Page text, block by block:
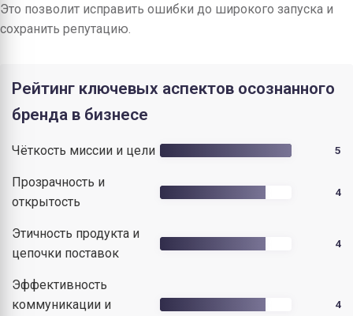
Это позволит исправить ошибки до широкого запуска и
сохранить репутацию.
Рейтинг ключевых аспектов осознанного
бренда в бизнесе
Чёткость миссии и цели 5
Прозрачность и
открытость
4
Этичность продукта и
цепочки поставок
4
Эффективность
коммуникации и
4